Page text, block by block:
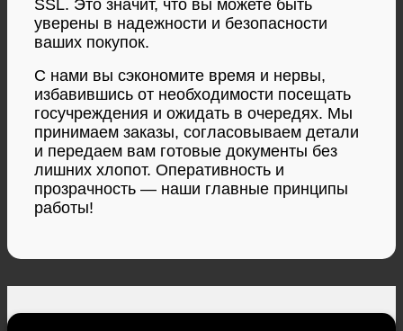
SSL. Это значит, что вы можете быть
уверены в надежности и безопасности
ваших покупок.
С нами вы сэкономите время и нервы,
избавившись от необходимости посещать
госучреждения и ожидать в очередях. Мы
принимаем заказы, согласовываем детали
и передаем вам готовые документы без
лишних хлопот. Оперативность и
прозрачность — наши главные принципы
работы!